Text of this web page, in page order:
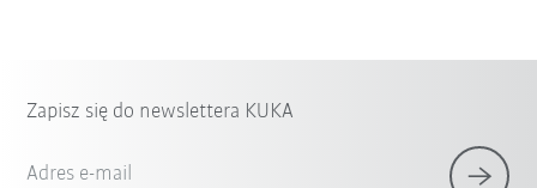
Zapisz się do newslettera KUKA
Adres e-mail